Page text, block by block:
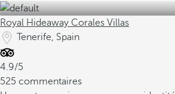
Royal Hideaway Corales Villas
Tenerife, Spain
4.9/5
525 commentaires